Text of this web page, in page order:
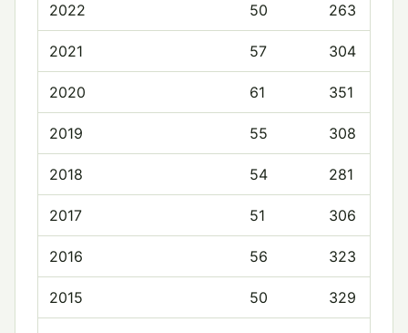
2022 50 263
2021 57 304
2020 61 351
2019 55 308
2018 54 281
2017 51 306
2016 56 323
2015 50 329